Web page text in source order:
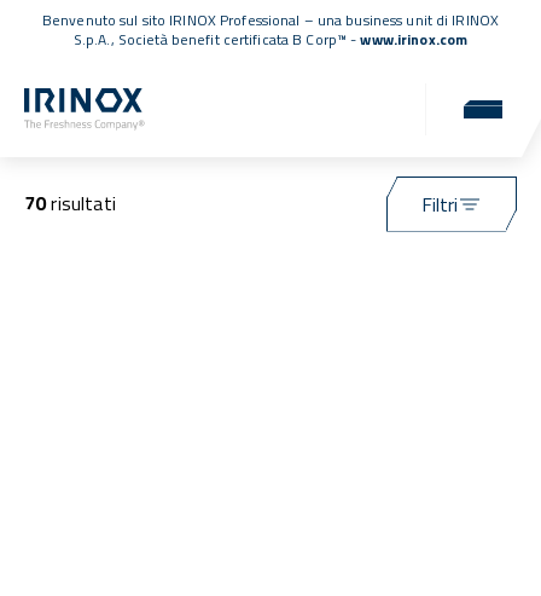
Benvenuto sul sito IRINOX Professional – una business unit di IRINOX
S.p.A., Società benefit certificata B Corp™ -www.irinox.com
70risultati Filtri